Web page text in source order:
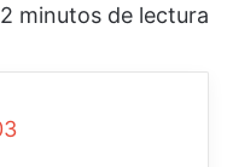
2 minutos de lectura